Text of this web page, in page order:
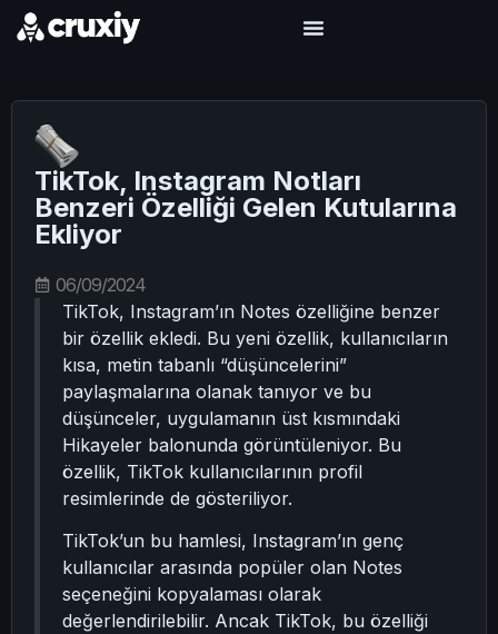
TikTok, Instagram Notları
Benzeri Özelliği Gelen Kutularına
Ekliyor
06/09/2024
TikTok, Instagram’ın Notes özelliğine benzer
bir özellik ekledi. Bu yeni özellik, kullanıcıların
kısa, metin tabanlı “düşüncelerini”
paylaşmalarına olanak tanıyor ve bu
düşünceler, uygulamanın üst kısmındaki
Hikayeler balonunda görüntüleniyor. Bu
özellik, TikTok kullanıcılarının profil
resimlerinde de gösteriliyor.
TikTok’un bu hamlesi, Instagram’ın genç
kullanıcılar arasında popüler olan Notes
seçeneğini kopyalaması olarak
değerlendirilebilir. Ancak TikTok, bu özelliği